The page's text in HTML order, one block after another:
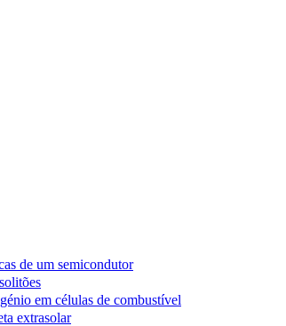
de um semicondutor
em células de combustível
extrasolar